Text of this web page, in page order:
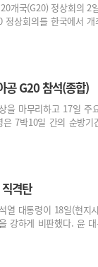
개국(G20) 정상회의
상회의를 한국에서
공 G20 참석(종합)
을 마무리하고 17일
은 7박10일 간의 순
격탄
열 대통령이 18일(현지
강하게 비판했다.